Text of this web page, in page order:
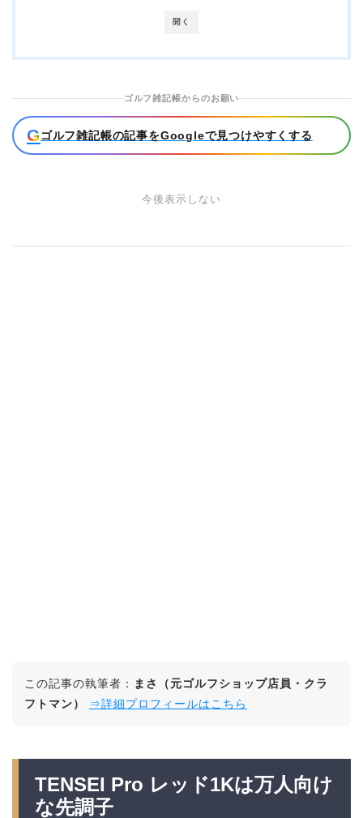
開く
ゴルフ雑記帳からのお願い
G ゴルフ雑記帳の記事をGoogleで見つけやすくする
今後表示しない
この記事の執筆者：
まさ（元ゴルフショップ店員・クラ
フトマン）
⇒詳細プロフィールはこちら
TENSEI Pro レッド1Kは万人向け
な先調子